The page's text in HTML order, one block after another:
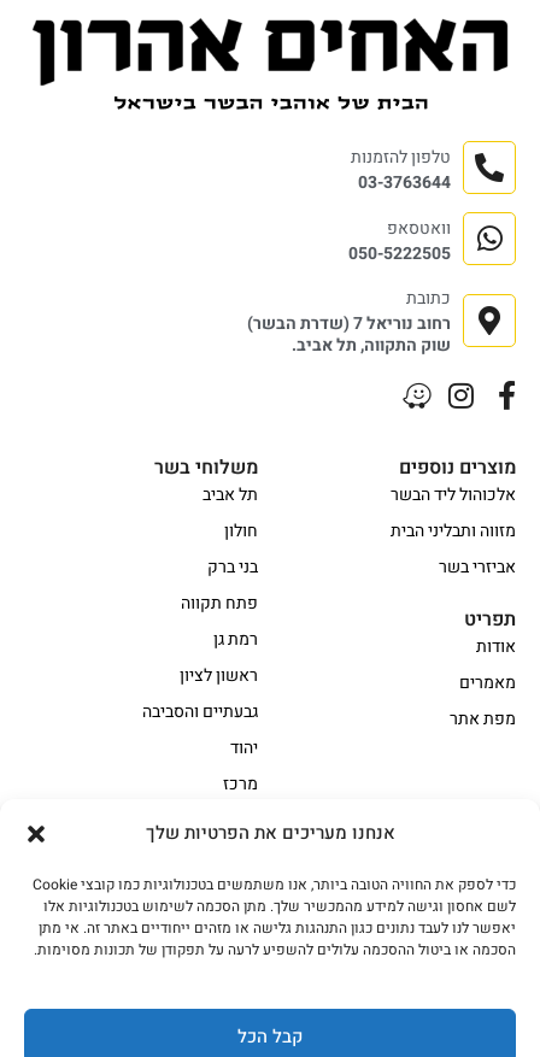
אנחנו מעריכים את הפרטיות שלך
כדי לספק את החוויה הטובה ביותר, אנו משתמשים בטכנולוגיות כמו קובצי Cookie
לשם אחסון וגישה למידע מהמכשיר שלך. מתן הסכמה לשימוש בטכנולוגיות אלו
יאפשר לנו לעבד נתונים כגון התנהגות גלישה או מזהים ייחודיים באתר זה. אי מתן
הסכמה או ביטול ההסכמה עלולים להשפיע לרעה על תפקודן של תכונות מסוימות.
קבל הכל
אווז
בשר בקר משובח
בשר בקר עגלה משובח
בשר למעשנת
הודו
חלקים אחוריים
מיוחדי מסורת1
משלוחי בשר
תל אביב
חולון
בני ברק
פתח תקווה
רמת גן
ראשון לציון
גבעתיים והסביבה
יהוד
מרכז
מוצרים נוספים
אלכוהול ליד הבשר
מזווה ותבליני הבית
אביזרי בשר
תפריט
אודות
מאמרים
מפת אתר
טלפון להזמנות
03-3763644
וואטסאפ
050-5222505
כתובת
רחוב נוריאל 7 (שדרת הבשר)
שוק התקווה, תל אביב.